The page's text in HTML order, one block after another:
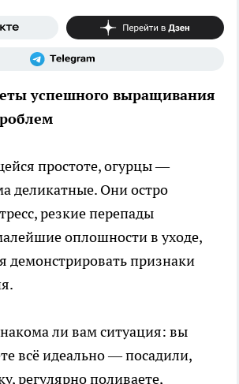
успешного выращивания
простоте, огурцы —
деликатные. Они остро
резкие перепады
оплошности в уходе,
демонстрировать признаки
ли вам ситуация: вы
всё идеально — посадили,
регулярно поливаете,